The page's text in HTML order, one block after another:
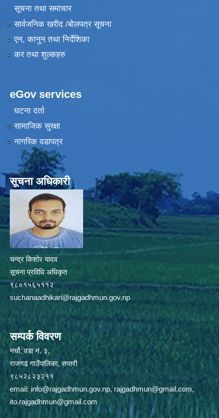
सूचना तथा समाचार
सार्वजनिक खरीद /बोलपत्र सूचना
एन, कानुन तथा निर्देशिका
कर तथा शुल्कहरु
eGov services
घटना दर्ता
सामाजिक सुरक्षा
नागरिक वडापत्र
सूचना अधिकारी
चन्द्र किशोर यादव
सूचना प्रविधि अधिकृत
९८०१५६५११२
suchanaadhikari@rajgadhmun.gov.np
सम्पर्क विवरण
नर्घो, वडा नं. ३,
राजगढ गाउँपालिका, सप्तरी
९८५२८२३२११
email: info@rajgadhmun.gov.np,rajgadhmun@gmail.com,
ito.rajgadhmun@gmail.com